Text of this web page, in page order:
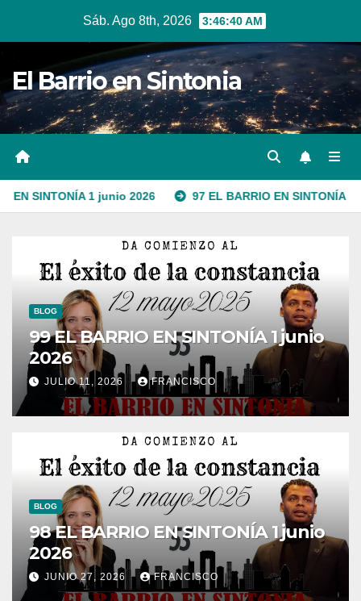
Sáb. Ago 8th, 2026 3:46:41 AM
El Barrio en Sintonia
1 junio 2026 97 EL BARRIO EN SINTONÍA 1 junio 2026
BLOG
99 EL BARRIO EN SINTONÍA 1 junio
2026
JULIO 11, 2026 FRANCISCO
BLOG
98 EL BARRIO EN SINTONÍA 1 junio
2026
JUNIO 27, 2026 FRANCISCO